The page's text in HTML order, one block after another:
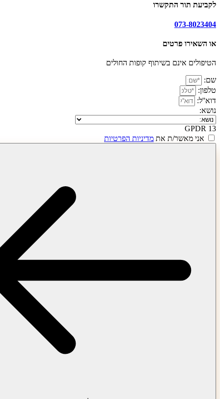
בשיתוף קופות החולים
ת אתמדיניות הפרטיות